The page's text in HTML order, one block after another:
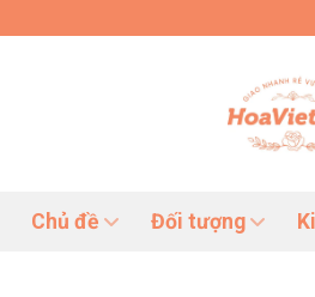
Chủ đề Đối tượng